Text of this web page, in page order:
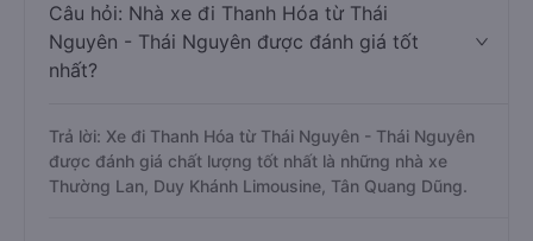
Câu hỏi: Nhà xe đi Thanh Hóa từ Thái
Nguyên - Thái Nguyên được đánh giá tốt
nhất?
Trả lời: Xe đi Thanh Hóa từ Thái Nguyên - Thái Nguyên
được đánh giá chất lượng tốt nhất là những nhà xe
Thường Lan, Duy Khánh Limousine, Tân Quang Dũng.